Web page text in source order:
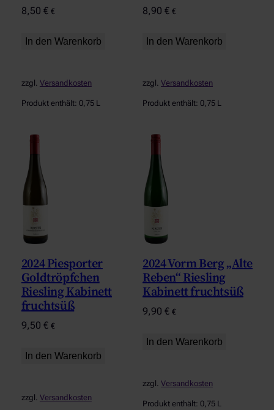
8,50 € €
In den Warenkorb
zzgl. Versandkosten
Produkt enthält: 0,75 L
8,90€ €
In den Warenkorb
zzgl.Versandkosten
Produkt enthält: 0,75 L
2024 Piesporter
Goldtröpfchen
Riesling Kabinett
fruchtsüß
9,50 € €
In den Warenkorb
zzgl. Versandkosten
2024 Vorm Berg „Alte
Reben“ Riesling
Kabinett fruchtsüß
9,90€ €
In den Warenkorb
zzgl.Versandkosten
Produkt enthält: 0,75 L